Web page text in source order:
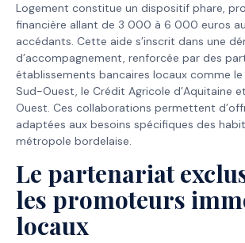
Logement constitue un dispositif phare,
financière allant de 3 000 à 6 000 euros
accédants. Cette aide s’inscrit dans une
d’accompagnement, renforcée par des
établissements bancaires locaux comme
Sud-Ouest, le Crédit Agricole d’Aquitaine
Ouest. Ces collaborations permettent
adaptées aux besoins spécifiques des
métropole bordelaise.
Le partenariat
les promoteurs
locaux